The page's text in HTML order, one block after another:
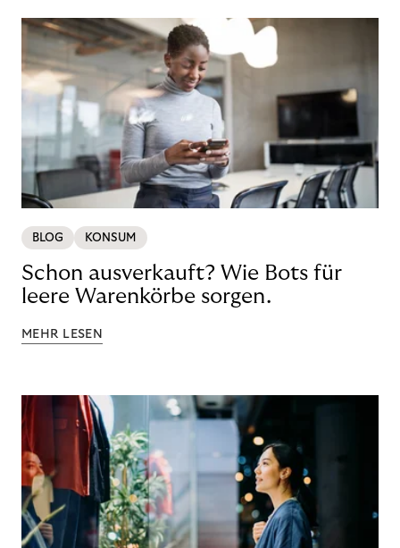
BLOG KONSUM
Schon ausverkauft? Wie Bots für
leere Warenkörbe sorgen.
MEHR LESEN